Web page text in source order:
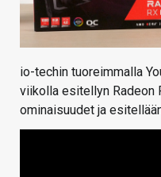
io-techin tuoreimmalla
viikolla esitellyn Radeon
ominaisuudet ja